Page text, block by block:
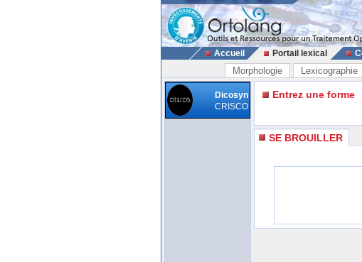
Accueil Portail lexical
Morphologie Lexicographie
Dicosyn
CRISCO
Entrez une forme
SE BROUILLER